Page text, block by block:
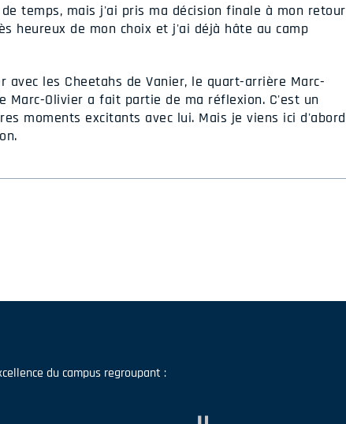
temps, mais j'ai pris ma décision finale à mon retour
heureux de mon choix et j'ai déjà hâte au camp
les Cheetahs de Vanier, le quart-arrière Marc-
Marc-Olivier a fait partie de ma réflexion. C'est un
moments excitants avec lui. Mais je viens ici d'abord
du campus regroupant :